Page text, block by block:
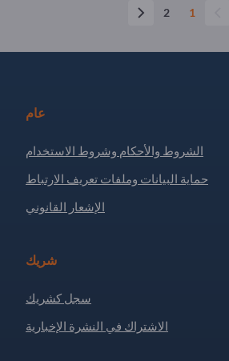
1
2
عام
الشروط والأحكام وشروط الاستخدام
حماية البيانات وملفات تعريف الارتباط
الإشعار القانوني
شريك
سجل كشريك
الاشتراك في النشرة الإخبارية